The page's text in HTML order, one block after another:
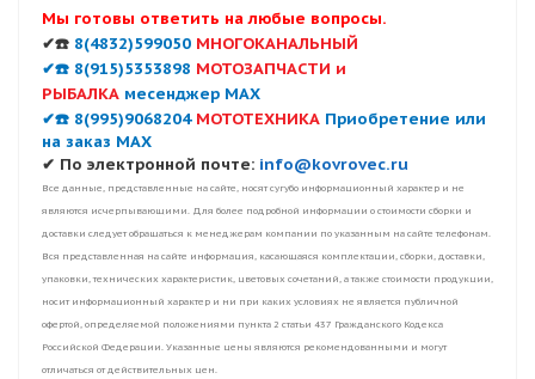
Мы готовы ответить на любые вопросы.
✔☎️ 8(4832)599050 МНОГОКАНАЛЬНЫЙ
✔☎️ 8(915)5353898 МОТОЗАПЧАСТИ и
РЫБАЛКА месенджер MAX
✔☎️ 8(995)9068204 МОТОТЕХНИКА Приобретение или
на заказ MAX
✔ По электронной почте: info@kovrovec.ru
Все данные, представленные на сайте, носят сугубо информационный характер и не
являются исчерпывающими. Для более подробной информации о стоимости сборки и
доставки следует обращаться к менеджерам компании по указанным на сайте телефонам.
Вся представленная на сайте информация, касающаяся комплектации, сборки, доставки,
упаковки, технических характеристик, цветовых сочетаний, а также стоимости продукции,
носит информационный характер и ни при каких условиях не является публичной
офертой, определяемой положениями пункта 2 статьи 437 Гражданского Кодекса
Российской Федерации. Указанные цены являются рекомендованными и могут
отличаться от действительных цен.